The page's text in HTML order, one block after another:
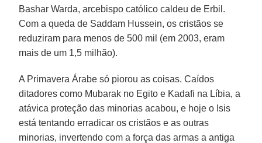
Bashar Warda, arcebispo católico caldeu de Erbil.
Com a queda de Saddam Hussein, os cristãos se
reduziram para menos de 500 mil (em 2003, eram
mais de um 1,5 milhão).
A Primavera Árabe só piorou as coisas. Caídos
ditadores como Mubarak no Egito e Kadafi na Líbia, a
atávica proteção das minorias acabou, e hoje o Isis
está tentando erradicar os cristãos e as outras
minorias, invertendo com a força das armas a antiga